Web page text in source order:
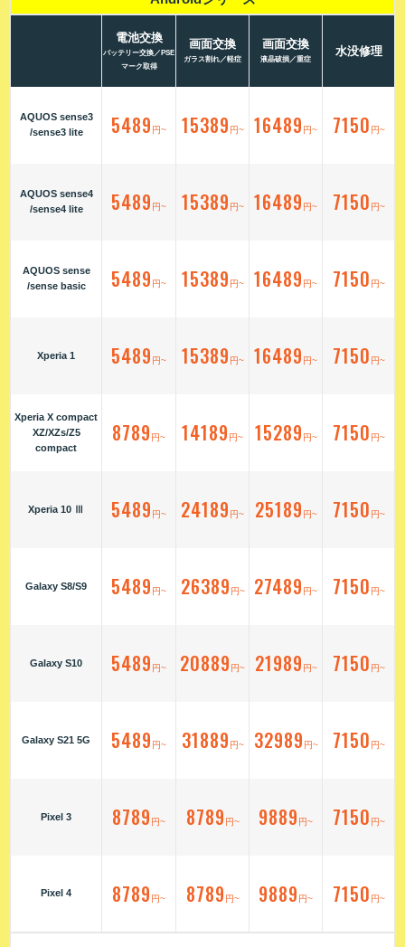
AQUOS sense3
/sense3 lite
AQUOS sense4
/sense4 lite
AQUOS sense
/sense basic
Xperia 1
Xperia X compact
XZ/XZs/Z5
compact
Xperia 10 Ⅲ
Galaxy S8/S9
Galaxy S10
Galaxy S21 5G
Pixel 3
Pixel 4
電池交換
バッテリー交換／PSE
マーク取得
画面交換
ガラス割れ／軽症
画面交換
液晶破損／重症
水没修理
5489 円~ 15389 円~ 16489 円~ 7150 円~
5489 円~ 15389 円~ 16489 円~ 7150 円~
5489 円~ 15389 円~ 16489 円~ 7150 円~
5489 円~ 15389 円~ 16489 円~ 7150 円~
8789 円~ 14189 円~ 15289 円~ 7150 円~
5489 円~ 24189 円~ 25189 円~ 7150 円~
5489 円~ 26389 円~ 27489 円~ 7150 円~
5489 円~ 20889 円~ 21989 円~ 7150 円~
5489 円~ 31889 円~ 32989 円~ 7150 円~
8789 円~ 8789 円~ 9889 円~ 7150 円~
8789 円~ 8789 円~ 9889 円~ 7150 円~